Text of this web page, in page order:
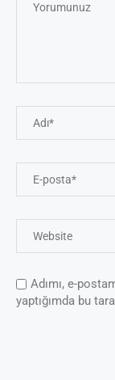
Adımı, e-
yaptığımda bu